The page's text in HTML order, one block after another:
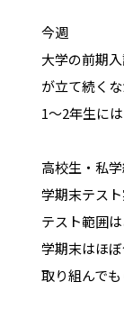
今週
大学の前期
が立て続く
1～2年生に
高校生・私
学期末テス
テスト範囲
学期末はほ
取り組んで